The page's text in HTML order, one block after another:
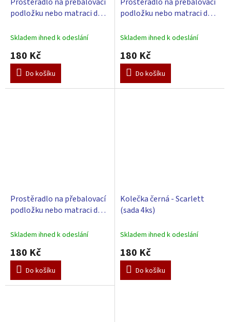
podložku nebo matraci do
55 cm
Skladem ihned k odeslání
180 Kč
Do košíku
podložku nebo matraci do
55 cm
Skladem ihned k odeslání
180 Kč
Do košíku
Prostěradlo na přebalovací
podložku nebo matraci do
55 cm
Skladem ihned k odeslání
180 Kč
Do košíku
Kolečka černá - Scarlett
(sada 4ks)
Skladem ihned k odeslání
180 Kč
Do košíku